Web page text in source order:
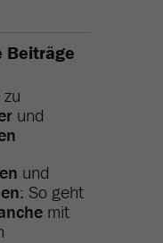
Beiträge
zu
und
und
: So geht
mit